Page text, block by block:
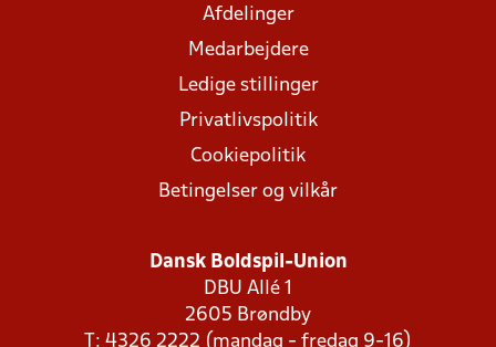
Afdelinger
Medarbejdere
Ledige stillinger
Privatlivspolitik
Cookiepolitik
Betingelser og vilkår
Dansk Boldspil-Union
DBU Allé 1
2605 Brøndby
T: 4326 2222 (mandag - fredag 9-16)